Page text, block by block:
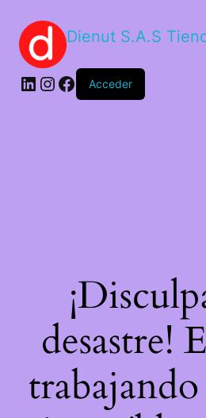
Dienut S.A.S
Acceder
desastre!